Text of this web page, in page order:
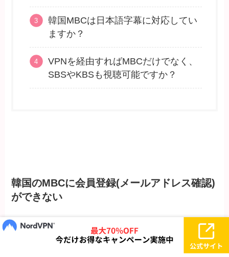
韓国MBCは日本語字幕に対応してい
ますか？
VPNを経由すればMBCだけでなく、
SBSやKBSも視聴可能ですか？
韓国のMBCに会員登録(メールアドレス確認)
ができない
MBSの登録フォームには「メールアドレスの確
認」が必要なのですが、こちら登録ができないメ